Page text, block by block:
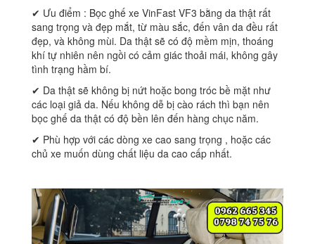
✔ Ưu điểm : Bọc ghế xe VinFast VF3 bằng da thật rất
sang trọng và đẹp mắt, từ màu sắc, đến vân da đều rất
đẹp, và không mùi. Da thật sẽ có độ mềm mịn, thoáng
khí tự nhiên nên ngồi có cảm giác thoải mái, không gây
tình trạng hầm bí.
✔ Da thật sẽ không bị nứt hoặc bong tróc bề mặt như
các loại giả da. Nếu không dễ bị cào rách thì bạn nên
bọc ghế da thật có độ bền lên đến hàng chục năm.
✔ Phù hợp với các dòng xe cao sang trọng , hoặc các
chủ xe muốn dùng chất liệu da cao cấp nhất.